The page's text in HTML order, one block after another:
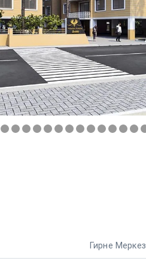
Гирне Меркез